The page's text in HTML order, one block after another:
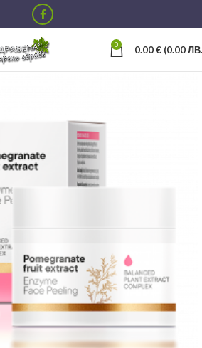
0 0.00€ (0.00